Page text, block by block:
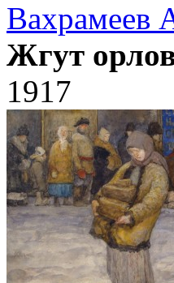
Вахрамеев
Жгут
1917